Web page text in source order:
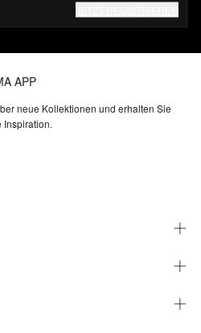
APP
neue Kollektionen und erhalten Sie
Inspiration.